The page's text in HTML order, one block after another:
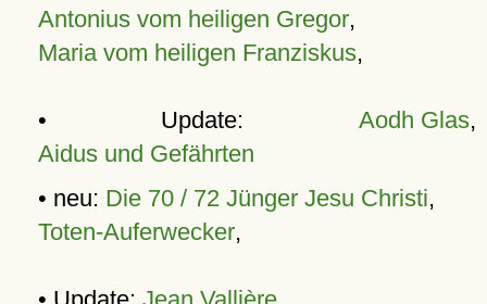
Antonius vom heiligen Gregor,
Maria vom heiligen Franziskus,
• Update: Aodh Glas,
Aidus und Gefährten
• neu: Die 70 / 72 Jünger Jesu Christi,
Toten-Auferwecker,